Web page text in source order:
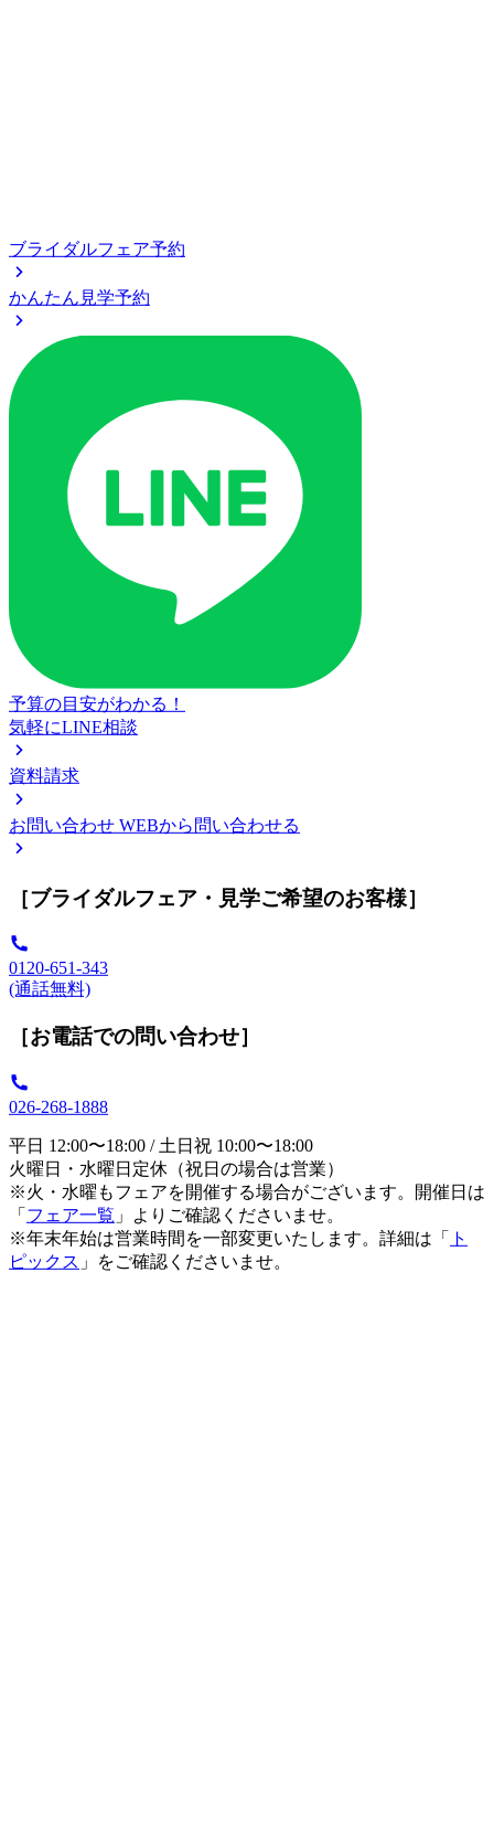
ブライダルフェア予約
かんたん見学予約
予算の目安がわかる！
気軽にLINE相談
資料請求
お問い合わせ WEBから問い合わせる
［ブライダルフェア・見学ご希望のお客様］
0120-651-343
(通話無料)
［お電話での問い合わせ］
026-268-1888
平日 12:00〜18:00 / 土日祝 10:00〜18:00
火曜日・水曜日定休（祝日の場合は営業）
※火・水曜もフェアを開催する場合がございます。開催日は
「 フェア一覧 」よりご確認くださいませ。
※年末年始は営業時間を一部変更いたします。詳細は「
ト
ピックス 」をご確認くださいませ。